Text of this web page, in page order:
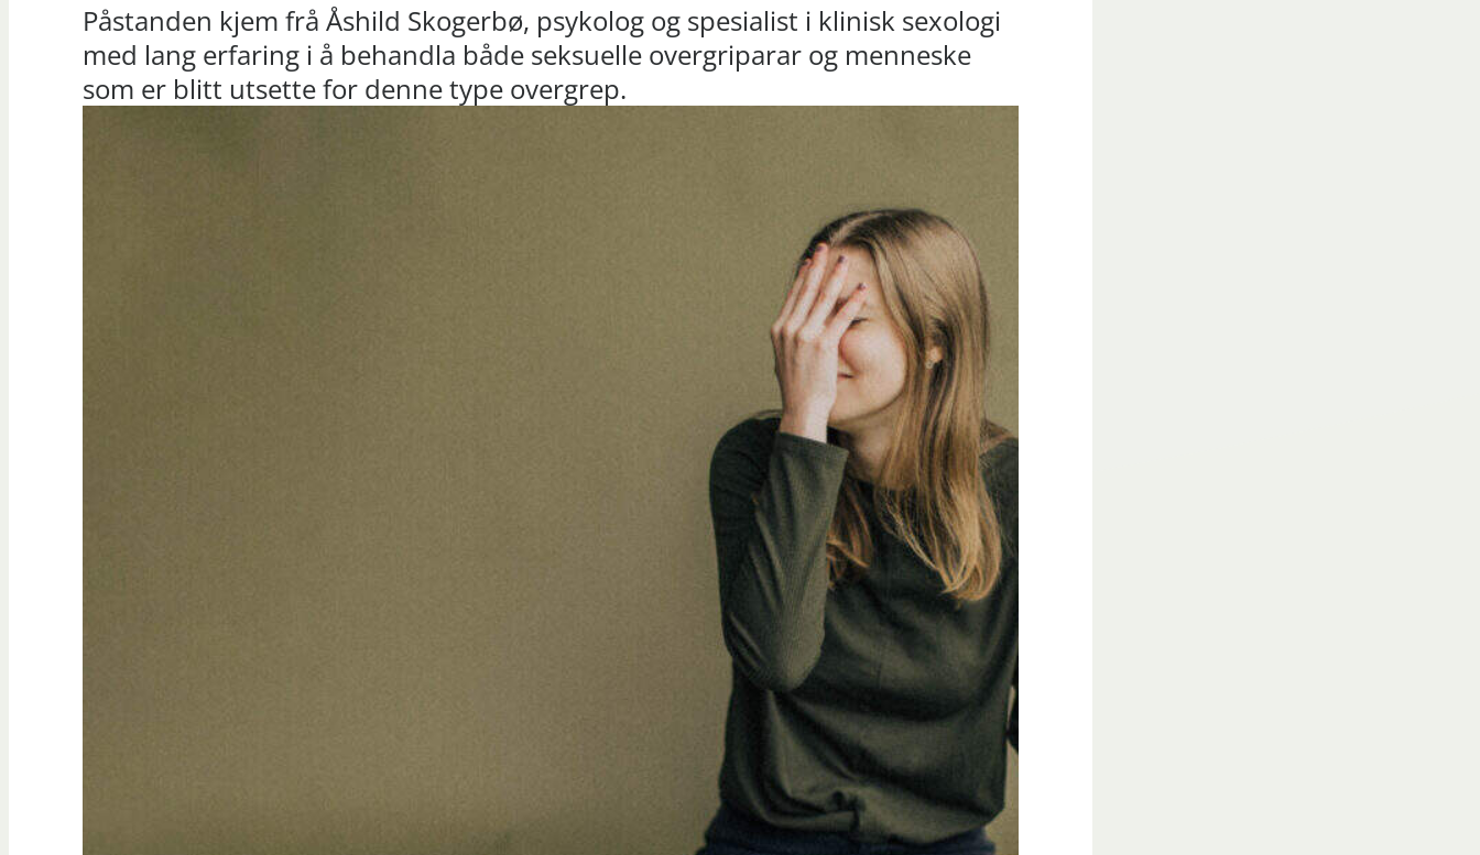
Påstanden kjem frå Åshild Skogerbø, psykolog og spesialist i klinisk sexologi
med lang erfaring i å behandla både seksuelle overgriparar og menneske
som er blitt utsette for denne type overgrep.